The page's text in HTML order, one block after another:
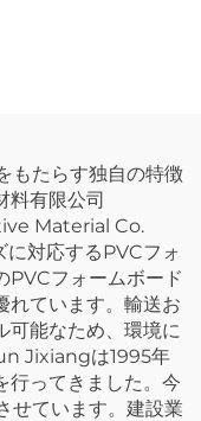
もたらす独自の特徴
料有限公司
Material Co.
対応するPVCフォ
PVCフォームボード
れています。輸送お
可能なため、環境に
Jixiangは1995年
行ってきました。今
せています。建設業